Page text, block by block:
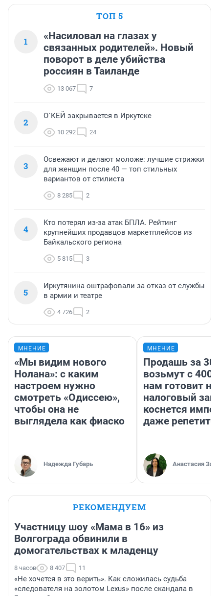
ТОП 5
1
«Насиловал на глазах у
связанных родителей». Новый
поворот в деле убийства
россиян в Таиланде
13 067 7
2
О`КЕЙ закрывается в Иркутске
10 292 24
3
Освежают и делают моложе: лучшие стрижки
для женщин после 40 — топ стильных
вариантов от стилиста
8 285 2
4
Кто потерял из-за атак БПЛА. Рейтинг
крупнейших продавцов маркетплейсов из
Байкальского региона
5 815 3
5
Иркутянина оштрафовали за отказ от службы
в армии и театре
4 726 2
МНЕНИЕ
«Мы видим нового
Нолана»: с каким
настроем нужно
смотреть «Одиссею»,
чтобы она не
выглядела как фиаско
Надежда Губарь
МНЕНИЕ
Продашь за
возьмут с
нам готовит
налоговый
коснется
даже
Анастасия
РЕКОМЕНДУЕМ
Участницу шоу «Мама в 16» из
Волгограда обвинили в
домогательствах к младенцу
8 часов 8 407 11
«Не хочется в это верить». Как сложилась судьба
«следователя на золотом Lexus» после скандала в